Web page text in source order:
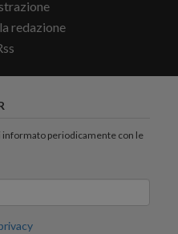
redazione
periodicamente con le